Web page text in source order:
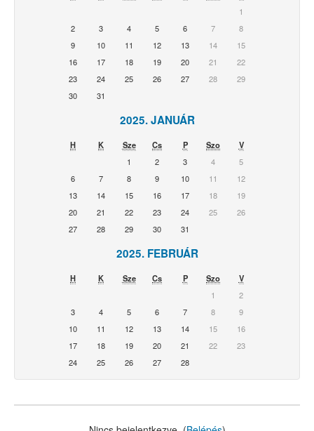
1
2
3 4 5 6 7
8
9
10 11 12 13 14
15
16
17 18 19 20 21
22
23
24 25 26 27 28
29
30
31
2025. JANUÁR
H K Sze Cs P Szo
V
1
2 3 4
5
6
7 8 9 10 11
12
13
14 15 16 17 18
19
20
21 22 23 24 25
26
27
28 29 30 31
2025. FEBRUÁR
H K Sze Cs P Szo
V
1
2
3
4 5 6 7 8
9
10
11 12 13 14 15
16
17
18 19 20 21 22
23
24
25 26 27 28